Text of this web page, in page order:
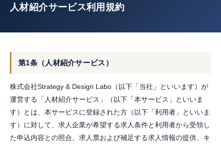
TIER HRについて
転職・ご登録のご相談
人材紹介サービス利用規約
第1条（人材紹介サービス）
株式会社Strategy & Design Labo（以下「当社」といいます）が
運営する「人材紹介サービス」（以下「本サービス」といいま
す）とは、本サービスに登録された方（以下「利用者」といいま
す）に対して、求人企業が希望する求人条件と利用者から受領し
た申込内容との照合、求人票および補足する求人情報の提供、キ